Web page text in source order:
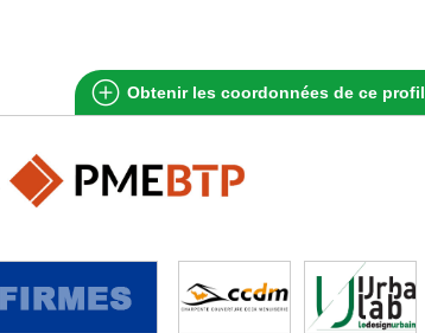
Obtenir les coordonnées de ce profil